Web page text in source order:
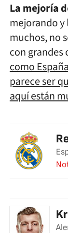
La mejoría
mejorando y
muchos, no
con grandes
como
parece ser
aquí están